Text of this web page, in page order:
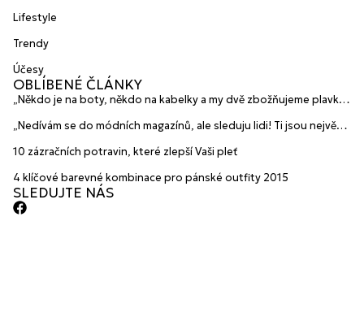
Lifestyle
Trendy
Účesy
OBLÍBENÉ ČLÁNKY
„Někdo je na boty, někdo na kabelky a my dvě zbožňujeme plavky“
HANAJANA Swimwear
„Nedívám se do módních magazínů, ale sleduju lidi! Ti jsou největší
10 zázračních potravin, které zlepší Vaši pleť
4 klíčové barevné kombinace pro pánské outfity 2015
SLEDUJTE NÁS